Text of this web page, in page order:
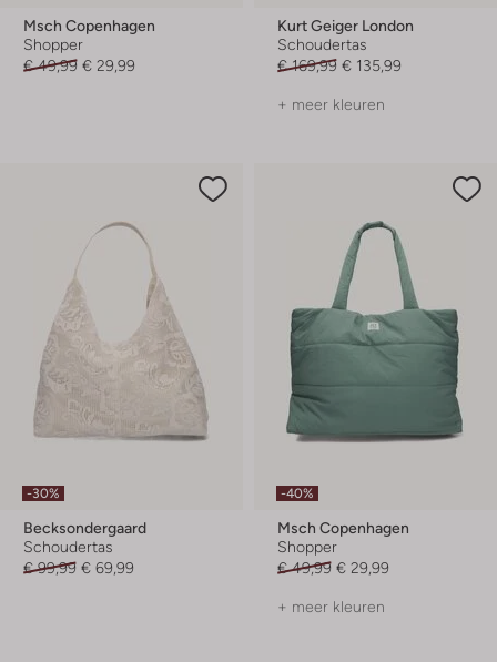
Msch Copenhagen
Shopper
€ 49,99 € 29,99
Kurt Geiger London
Schoudertas
€ 169,99 € 135,99
+ meer kleuren
-30%
Becksondergaard
Schoudertas
€ 99,99 € 69,99
-40%
Msch Copenhagen
Shopper
€ 49,99 € 29,99
+ meer kleuren